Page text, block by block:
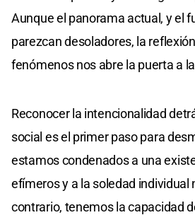
Aunque el panorama actual, y el
parezcan desoladores, la
fenómenos nos abre la puerta a
Reconocer la intencionalidad
social es el primer paso para
estamos condenados a una
efímeros y a la soledad individual
contrario, tenemos la capacidad